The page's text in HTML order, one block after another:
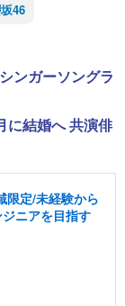
46
ンガーソングラ
に結婚へ 共演俳
限定/未経験から
ニアを目指す